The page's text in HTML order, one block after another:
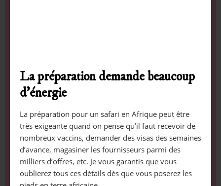
La préparation demande beaucoup
d’énergie
La préparation pour un safari en Afrique peut être
très exigeante quand on pense qu’il faut recevoir de
nombreux vaccins, demander des visas des semaines
d’avance, magasiner les fournisseurs parmi des
milliers d’offres, etc. Je vous garantis que vous
oublierez tous ces détails dès que vous poserez les